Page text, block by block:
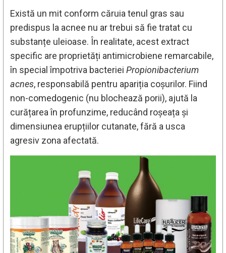
Există un mit conform căruia tenul gras sau
predispus la acnee nu ar trebui să fie tratat cu
substanțe uleioase. În realitate, acest extract
specific are proprietăți antimicrobiene remarcabile,
în special împotriva bacterieiPropionibacterium
acnes, responsabilă pentru apariția coșurilor. Fiind
non-comedogenic (nu blochează porii), ajută la
curățarea în profunzime, reducând roșeața și
dimensiunea erupțiilor cutanate, fără a usca
agresiv zona afectată.